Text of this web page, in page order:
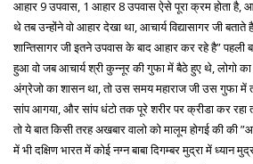
आहार 9 उपवास, 1 आहार 8 उपवास ऐसे पूरा क्रम होता है,
थे तब उन्होंने वो आहार देखा था, आचार्य विद्यासागर जी बताते
शान्तिसागर जी इतने उपवास के बाद आहार कर रहे है” पहली
हुआ वो जब आचार्य श्री कुन्नूर की गुफा में बैठे हुए थे, लोगो का
अंग्रेजो का शासन था, तो उस समय महाराज जी उस गुफा
सांप आगया, और सांप धंटो तक पूरे शरीर पर क्रीडा कर रहा
तो ये बात किसी तरह अखबार वालो को मालूम होगई की
में भी दक्षिण भारत में कोई नग्न बाबा दिगम्बर मुद्रा में ध्यान